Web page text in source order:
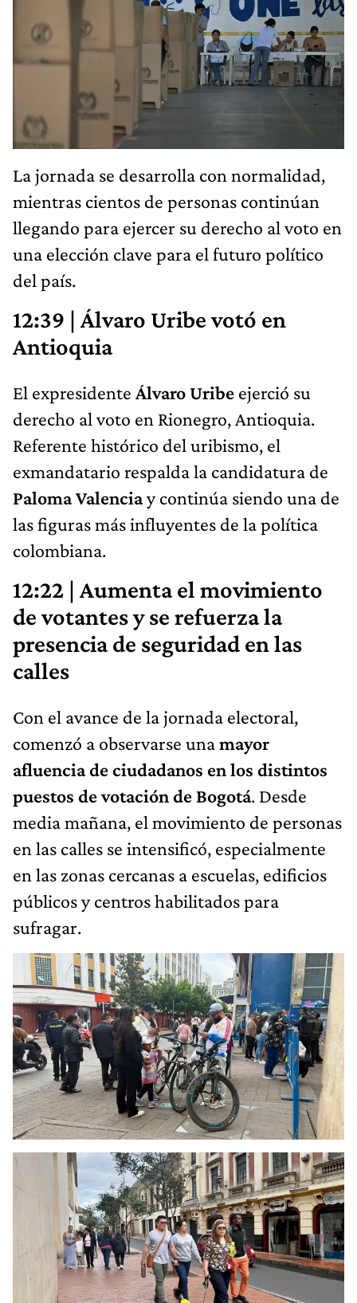
La jornada se desarrolla con normalidad,
mientras cientos de personas continúan
llegando para ejercer su derecho al voto en
una elección clave para el futuro político
del país.
12:39 | Álvaro Uribe votó en
Antioquia
El expresidente Álvaro Uribe ejerció su
derecho al voto en Rionegro, Antioquia.
Referente histórico del uribismo, el
exmandatario respalda la candidatura de
Paloma Valenciay continúa siendo una de
las figuras más influyentes de la política
colombiana.
12:22 | Aumenta el movimiento
de votantes y se refuerza la
presencia de seguridad en las
calles
Con el avance de la jornada electoral,
comenzó a observarse unamayor
afluencia de ciudadanos en los distintos
puestos de votación de Bogotá. Desde
media mañana, el movimiento de personas
en las calles se intensificó, especialmente
en las zonas cercanas a escuelas, edificios
públicos y centros habilitados para
sufragar.